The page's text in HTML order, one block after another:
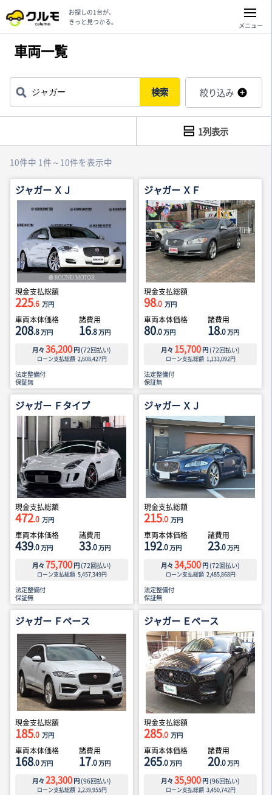
お探しの1台が、
きっと見つかる。
メニュー
車両一覧
検索 絞り込み
10件中 1件～10件を表示中
1列表示
ジャガー ＸＪ
現金支払総額
225.6 万円
車両本体価格
208.8万円
諸費用
16.8万円
月々 36,200 円 (72回払い)
ローン支払総額 2,608,427円
法定整備付
保証無
ジャガー ＸＦ
現金支払総額
98.0 万円
車両本体価格
80.0万円
諸費用
18.0万円
月々 15,700 円 (72回払い)
ローン支払総額 1,133,092円
法定整備付
保証無
ジャガー Ｆタイプ
現金支払総額
472.0 万円
車両本体価格
439.0万円
諸費用
33.0万円
月々 75,700 円 (72回払い)
ローン支払総額 5,457,349円
法定整備付
保証無
ジャガー ＸＪ
現金支払総額
215.0 万円
車両本体価格
192.0万円
諸費用
23.0万円
月々 34,500 円 (72回払い)
ローン支払総額 2,485,868円
法定整備付
保証無
ジャガー Ｆペース
現金支払総額
185.0 万円
車両本体価格
168.0万円
諸費用
17.0万円
月々 23,300 円 (96回払い)
ローン支払総額 2,239,955円
ジャガー Ｅペース
現金支払総額
285.0 万円
車両本体価格
265.0万円
諸費用
20.0万円
月々 35,900 円 (96回払い)
ローン支払総額 3,450,742円